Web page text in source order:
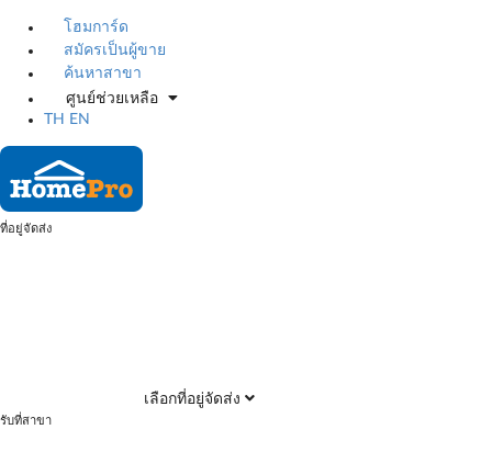
โฮมการ์ด
สมัครเป็นผู้ขาย
ค้นหาสาขา
ศูนย์ช่วยเหลือ
TH
EN
ที่อยู่จัดส่ง
เลือกที่อยู่จัดส่ง
รับที่สาขา